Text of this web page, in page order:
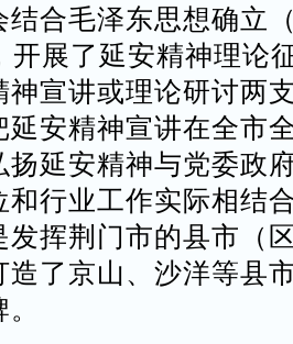
结合毛泽东思想确立
开展了延安精神理论
神宣讲或理论研讨两
延安精神宣讲在全市
扬延安精神与党委政
和行业工作实际相结
发挥荆门市的县市（
造了京山、沙洋等县